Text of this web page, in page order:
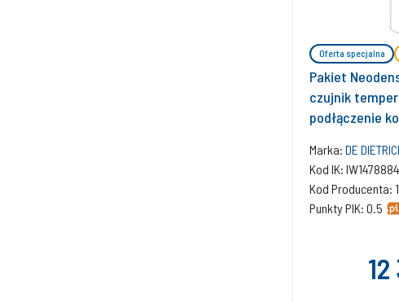
Oferta specjalna
Pakiet
czujnik
podłączenie
Marka: DE
Kod IK:
Kod Producenta:
Punkty PIK: 0.5